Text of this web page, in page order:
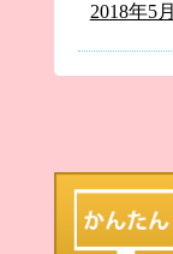
2018年5月